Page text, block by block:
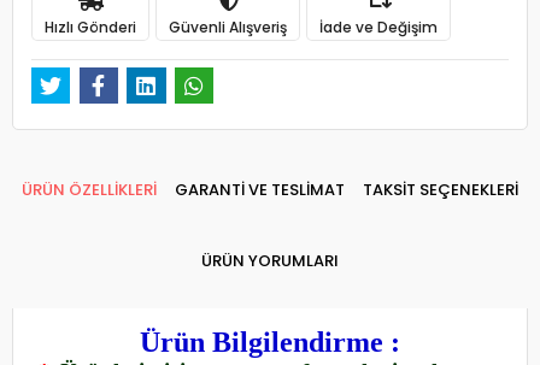
Hızlı Gönderi Güvenli Alışveriş İade ve Değişim
ÜRÜN ÖZELLİKLERİ GARANTİ VE TESLİMAT TAKSİT SEÇENEKLERİ
ÜRÜN YORUMLARI
Ürün Bilgilendirme :